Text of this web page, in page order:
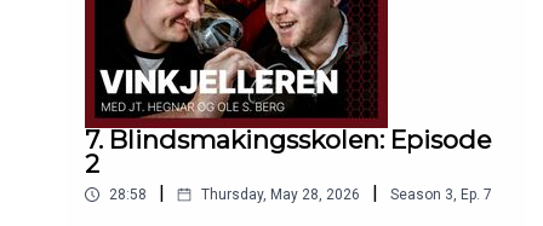
7. Blindsmakingsskolen: Episode
2
28:58 Thursday, May 28, 2026 Season 3, Ep. 7